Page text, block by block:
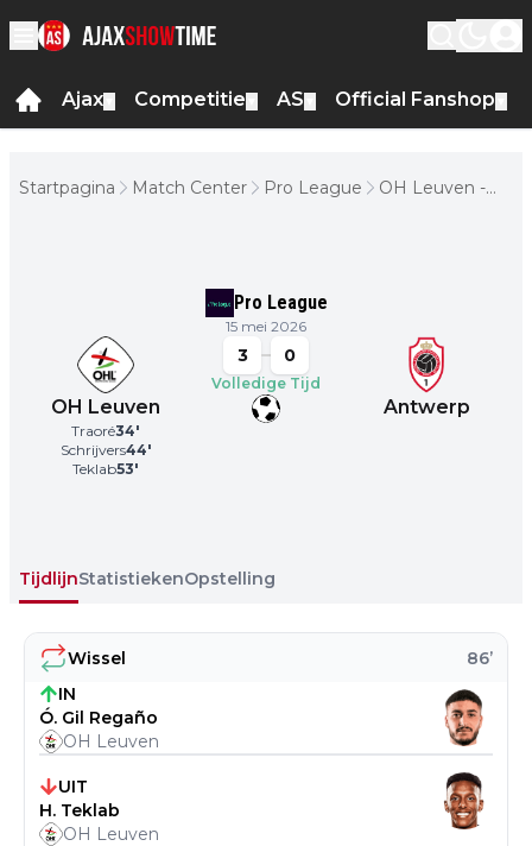
Ajax Competitie AS Official Fanshop
Startpagina Match Center Pro League
OH Leuven -
Pro League
15 mei 2026
OH Leuven
Traoré34'
Schrijvers44'
Teklab53'
3 0
Volledige Tijd
Antwerp
TijdlijnStatistiekenOpstelling
Wissel 86’
IN
Ó. Gil Regaño
OH Leuven
UIT
H. Teklab
OH Leuven